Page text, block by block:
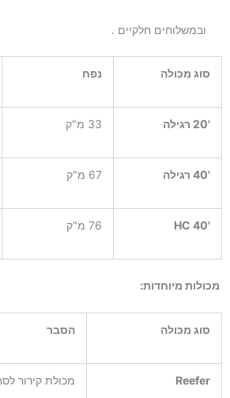
ובמשלוחים חלקיים .
סוג מכולה נפח
'20 רגילה 33 מ"ק
'40 רגילה 67 מ"ק
'40
HC 76 מ"ק
מכולות מיוחדות:
סוג מכולה הסבר
Reefer מכולת קירור